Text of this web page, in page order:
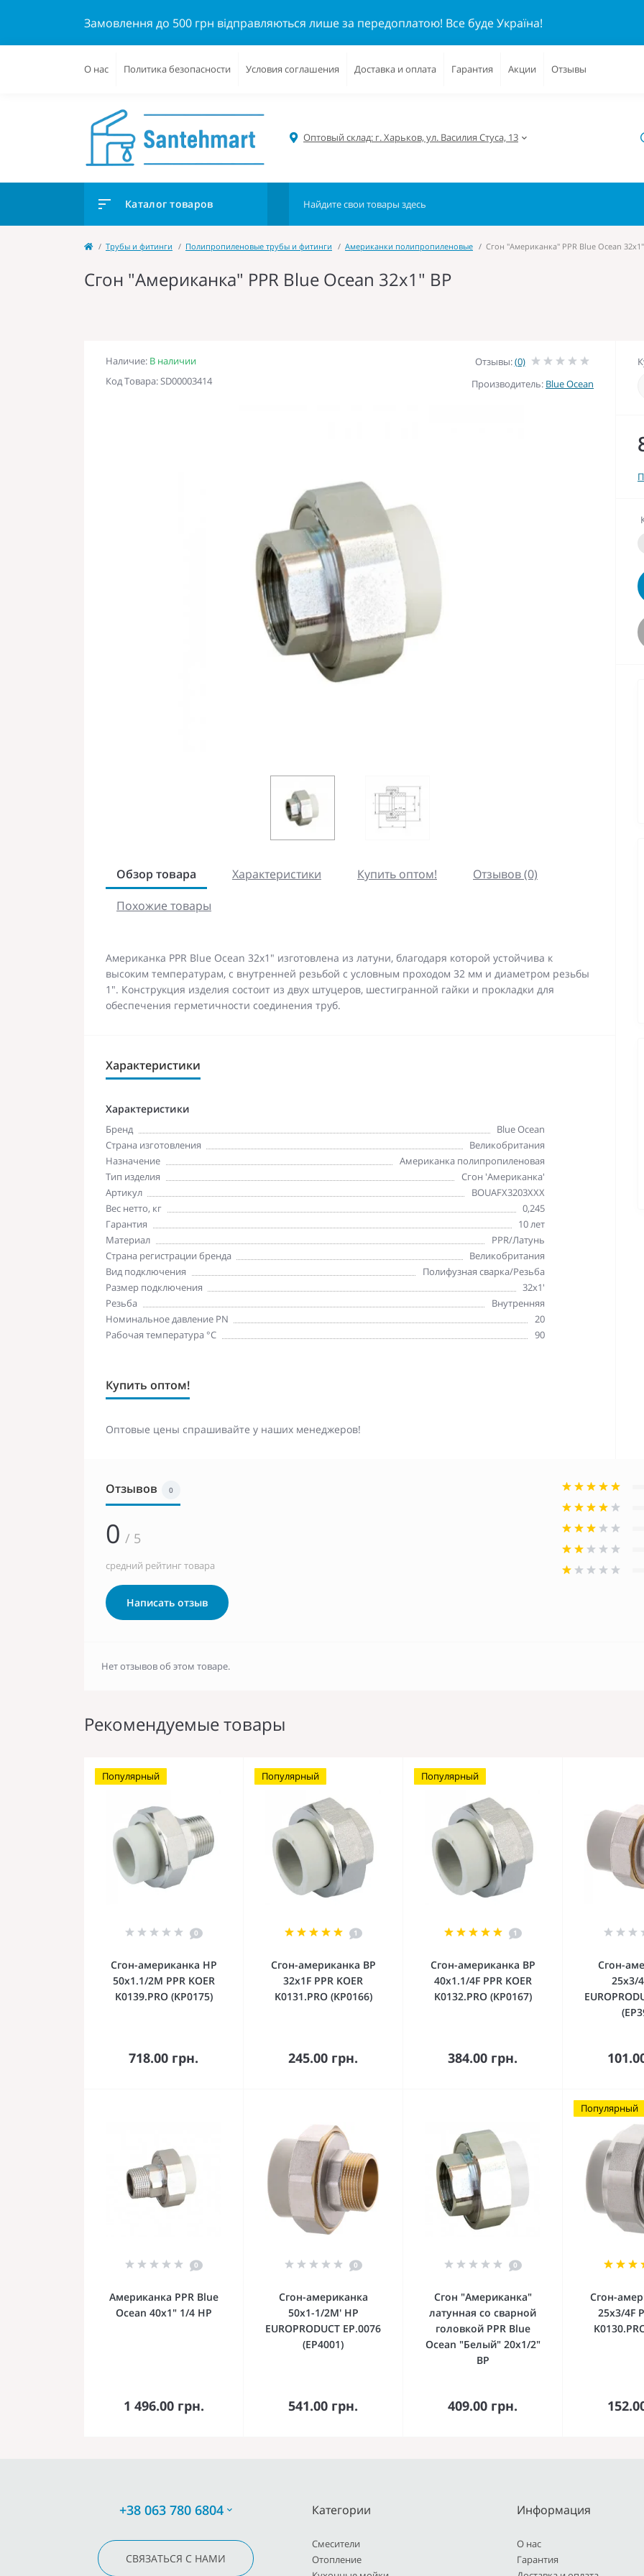
Замовлення до 500 грн відправляються лише за передоплатою! Все буде Україна!
О нас Политика безопасности Условия соглашения Доставка и оплата Гарантия Акции Отзывы
Оптовый склад: г. Харьков, ул. Василия Стуса, 13
Каталог товаров
Трубы и фитинги Полипропиленовые трубы и фитинги Американки полипропиленовые Сгон "Американка" PPR Blue Ocean
Сгон "Американка" PPR Blue Ocean 32х1" ВР
Наличие: В наличии
Код Товара: SD00003414
Отзывы:(0)
Производитель: Blue Ocean
Обзор товара Характеристики Купить оптом!
Отзывов (0)
Похожие товары
Американка PPR Blue Ocean 32х1" изготовлена из латуни, благодаря которой устойчива к
высоким температурам, с внутренней резьбой с условным проходом 32 мм и диаметром резьбы
1". Конструкция изделия состоит из двух штуцеров, шестигранной гайки и прокладки для
обеспечения герметичности соединения труб.
Характеристики
Характеристики
Бренд
Blue Ocean
Страна изготовления
Великобритания
Назначение
Американка полипропиленовая
Тип изделия
Сгон 'Американка'
Артикул
BOUAFX3203XXX
Вес нетто, кг
0,245
Гарантия
10 лет
Материал
PPR/Латунь
Страна регистрации бренда
Великобритания
Вид подключения
Полифузная сварка/Резьба
Размер подключения
32х1'
Резьба
Внутренняя
Номинальное давление PN
20
Рабочая температура °С
90
Купить оптом!
Оптовые цены спрашивайте у наших менеджеров!
Отзывов 0
0 / 5
средний рейтинг товара
Написать отзыв
Нет отзывов об этом товаре.
Рекомендуемые товары
Популярный
0
Сгон-американка НР
50x1.1/2M PPR KOER
K0139.PRO (KP0175)
718.00 грн.
В корзину
Популярный
1
Сгон-американка ВР
32x1F PPR KOER
K0131.PRO (KP0166)
245.00 грн.
В корзину
Популярный
1
Сгон-американка ВР
40x1.1/4F PPR KOER
K0132.PRO (KP0167)
384.00 грн.
В корзину
Сгон-
25x3/
В
0
Американка PPR Blue
Ocean 40х1" 1/4 НР
1 496.00 грн.
В корзину
0
Сгон-американка
50x1-1/2M' НР
EUROPRODUCT EP.0076
(EP4001)
541.00 грн.
В корзину
0
Сгон "Американка"
латунная со сварной
головкой PPR Blue
Ocean "Белый" 20х1/2"
ВР
409.00 грн.
В корзину
Популярный
Сгон-
25x3/4F
В
+38 063 780 6804
СВЯЗАТЬСЯ С НАМИ
Категории
Cмесители
Отопление
Информация
О нас
Гарантия